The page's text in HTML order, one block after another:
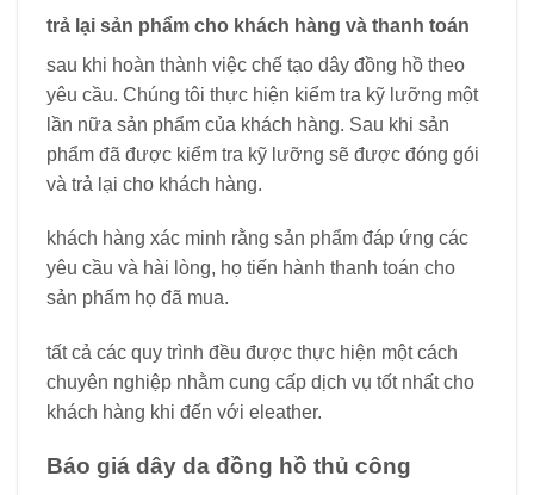
trả lại sản phẩm cho khách hàng và thanh toán
sau khi hoàn thành việc chế tạo dây đồng hồ theo
yêu cầu. Chúng tôi thực hiện kiểm tra kỹ lưỡng một
lần nữa sản phẩm của khách hàng. Sau khi sản
phẩm đã được kiểm tra kỹ lưỡng sẽ được đóng gói
và trả lại cho khách hàng.
khách hàng xác minh rằng sản phẩm đáp ứng các
yêu cầu và hài lòng, họ tiến hành thanh toán cho
sản phẩm họ đã mua.
tất cả các quy trình đều được thực hiện một cách
chuyên nghiệp nhằm cung cấp dịch vụ tốt nhất cho
khách hàng khi đến với eleather.
Báo giá dây da đồng hồ thủ công